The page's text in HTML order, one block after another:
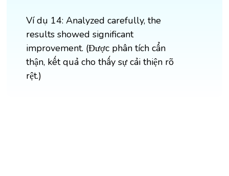
Ví dụ 14: Analyzed carefully, the
results showed significant
improvement. (Được phân tích cẩn
thận, kết quả cho thấy sự cải thiện rõ
rệt.)